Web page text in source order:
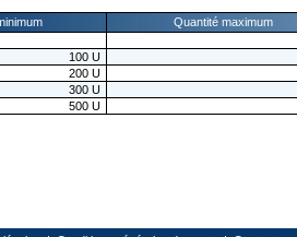
Quantité maximum
100 U
200 U
300 U
500 U